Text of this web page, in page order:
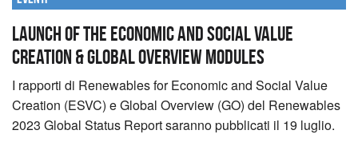
Launch of the Economic and Social Value
Creation & Global Overview Modules
I rapporti di Renewables for Economic and Social Value
Creation (ESVC) e Global Overview (GO) del Renewables
2023 Global Status Report saranno pubblicati il 19 luglio.